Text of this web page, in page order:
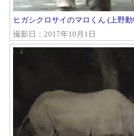
ヒガシクロサイのマロくん (上野
撮影日：2017年10月1日